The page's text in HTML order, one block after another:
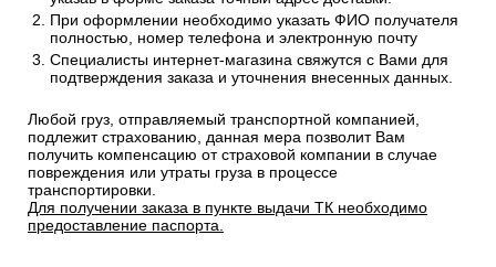
При оформлении необходимо указать ФИО получателя
полностью, номер телефона и электронную почту
Специалисты интернет-магазина свяжутся с Вами для
подтверждения заказа и уточнения внесенных данных.
Любой груз, отправляемый транспортной компанией,
подлежит страхованию, данная мера позволит Вам
получить компенсацию от страховой компании в случае
повреждения или утраты груза в процессе
транспортировки.
Для получении заказа в пункте выдачи ТК необходимо
предоставление паспорта.